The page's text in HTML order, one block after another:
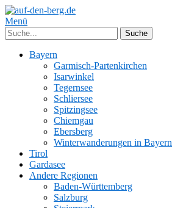
Menü
Bayern
Garmisch-Partenkirchen
Isarwinkel
Tegernsee
Schliersee
Spitzingsee
Chiemgau
Ebersberg
Winterwanderungen in Bayern
Tirol
Gardasee
Andere Regionen
Baden-Württemberg
Salzburg